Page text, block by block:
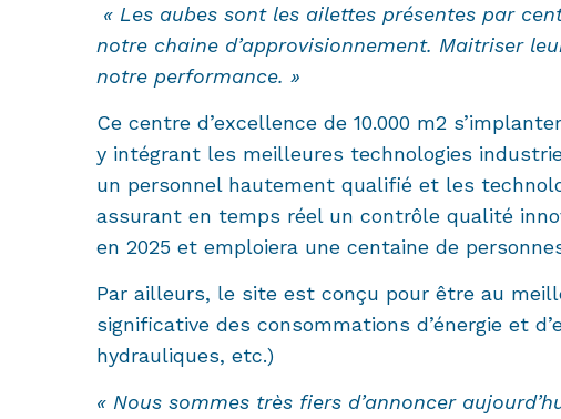
« Les aubes sont les ailettes présentes par
notre chaine d’approvisionnement. Maitriser
notre performance. »
Ce centre d’excellence de 10.000 m2
y intégrant les meilleures technologies
un personnel hautement qualifié et les
assurant en temps réel un contrôle qualité
en 2025 et emploiera une centaine de
Par ailleurs, le site est conçu pour être au
significative des consommations d’énergie et
hydrauliques, etc.)
« Nous sommes très fiers d’annoncer